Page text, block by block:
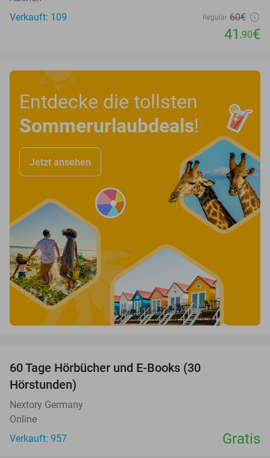
Verkauft: 109
Regulär 60€
41 ,90€
Entdecke die tollsten
Sommerurlaubdeals!
Jetzt ansehen
60 Tage Hörbücher und E-Books (30
Hörstunden)
Nextory Germany
Online
Verkauft: 957
Gratis